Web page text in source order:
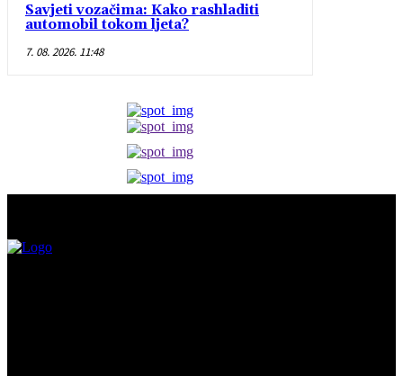
Savjeti vozačima: Kako rashladiti
automobil tokom ljeta?
7. 08. 2026. 11:48